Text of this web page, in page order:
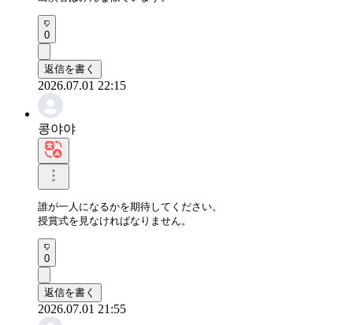
0
返信を書く
2026.07.01 22:15
콩야야
誰が一人になるかを期待してください。
授賞式を見なければなりません。
0
返信を書く
2026.07.01 21:55